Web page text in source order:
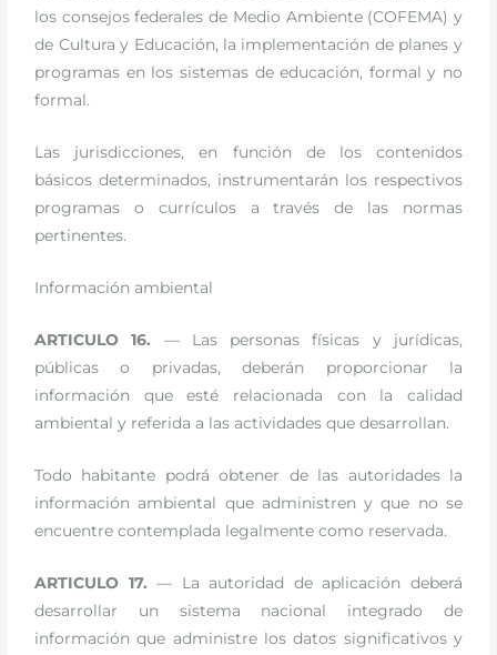
los consejos federales de Medio Ambiente (COFEMA) y
de Cultura y Educación, la implementación de planes y
programas en los sistemas de educación, formal y no
formal.
Las jurisdicciones, en función de los contenidos
básicos determinados, instrumentarán los respectivos
programas o currículos a través de las normas
pertinentes.
Información ambiental
ARTICULO 16. — Las personas físicas y jurídicas,
públicas o privadas, deberán proporcionar la
información que esté relacionada con la calidad
ambiental y referida a las actividades que desarrollan.
Todo habitante podrá obtener de las autoridades la
información ambiental que administren y que no se
encuentre contemplada legalmente como reservada.
ARTICULO 17.— La autoridad de aplicación deberá
desarrollar un sistema nacional integrado de
información que administre los datos significativos y